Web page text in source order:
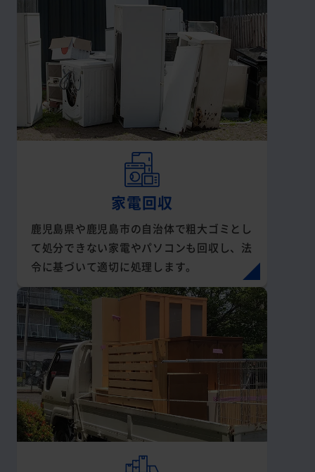
家電回収
鹿児島県や鹿児島市の自治体で粗大ゴミとし
て処分できない家電やパソコンも回収し、法
令に基づいて適切に処理します。